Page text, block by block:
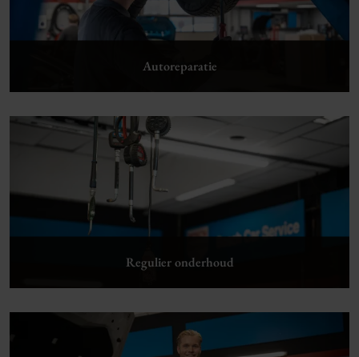
Autoreparatie
Lees verder
Regulier onderhoud
Lees verder